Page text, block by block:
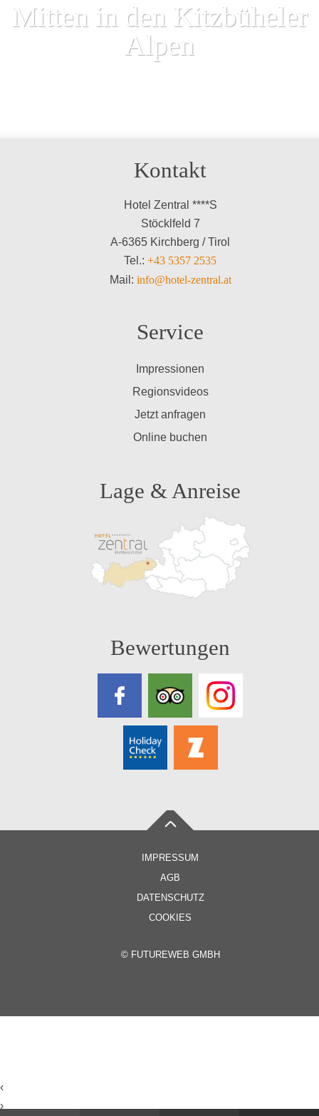
Mitten in den Kitzbüheler
Alpen
Kontakt
Hotel Zentral ****S
Stöcklfeld 7
A-6365 Kirchberg / Tirol
Tel.: +43 5357 2535
Mail: info@hotel-zentral.at
Service
Impressionen
Regionsvideos
Jetzt anfragen
Online buchen
Lage & Anreise
Bewertungen
IMPRESSUM
AGB
DATENSCHUTZ
COOKIES
© FUTUREWEB GMBH
‹
›